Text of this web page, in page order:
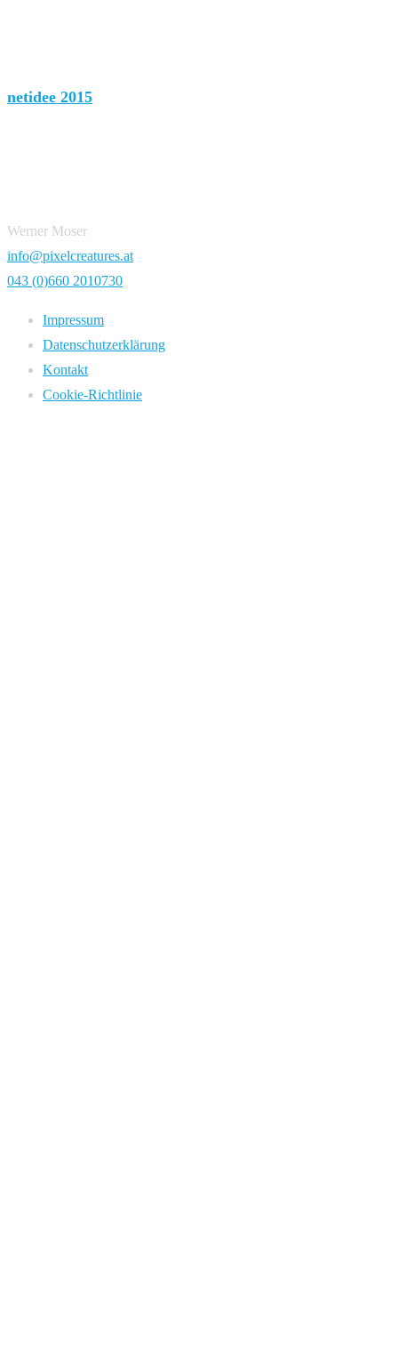
netidee 2015
Werner Moser
info@pixelcreatures.at
043 (0)660 2010730
Impressum
Datenschutzerklärung
Kontakt
Cookie-Richtlinie